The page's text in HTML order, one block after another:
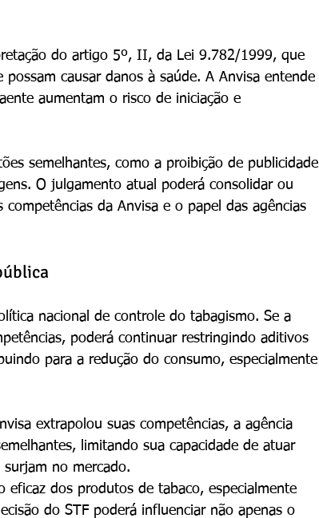
do artigo 5º, II, da Lei 9.782/1999, que
causar danos à saúde. A Anvisa entende
aumentam o risco de iniciação e
semelhantes, como a proibição de publicidade
O julgamento atual poderá consolidar ou
da Anvisa e o papel das agências
nacional de controle do tabagismo. Se a
poderá continuar restringindo aditivos
para a redução do consumo, especialmente
extrapolou suas competências, a agência
limitando sua capacidade de atuar
no mercado.
eficaz dos produtos de tabaco, especialmente
do STF poderá influenciar não apenas o